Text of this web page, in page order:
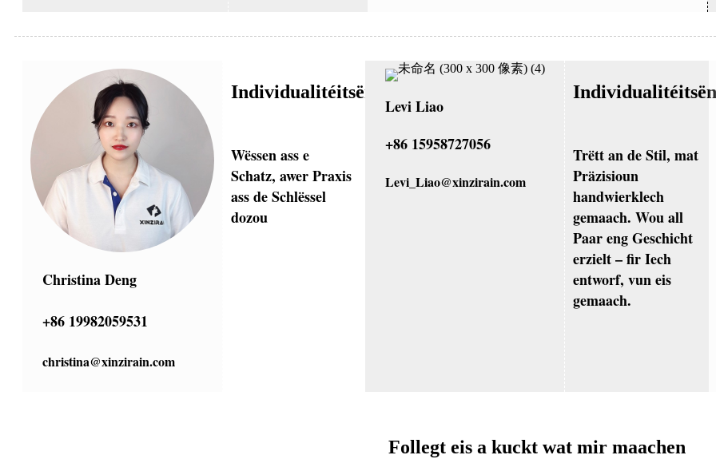
Christina Deng
+86 19982059531
christina@xinzirain.com
Individualitéitsënnerschrëft
Wëssen ass e
Schatz, awer Praxis
ass de Schlëssel
dozou
Levi Liao
+86 15958727056
Levi_Liao@xinzirain.com
Trëtt an de Stil, mat
Präzisioun
handwierklech
gemaach. Wou all
Paar eng Geschicht
erzielt – fir Iech
entworf, vun eis
gemaach.
Follegt eis a kuckt wat mir maachen